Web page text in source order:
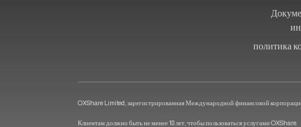
политика
OXShare Limited, зарегистрированная Международной финансовой
Клиентам должно быть не менее 18 лет, чтобы пользоваться услугами OXShare.